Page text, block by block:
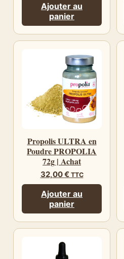
Ajouter au
panier
Propolis ULTRA en
Poudre PROPOLIA
72g | Achat
32,00€ TTC
Ajouter au
panier